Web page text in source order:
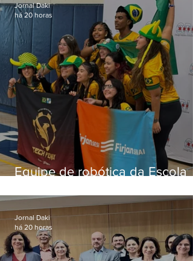
Equipe de robótica da Escola
prêmio internacional nos EUA
Jornal Daki
há 20 horas
Jornal Daki
há 20 horas